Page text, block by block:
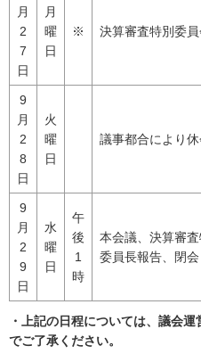
月
2
7
日
月
曜
日
※ 決算審査特別委員
9
月
2
8
日
火
曜
日
議事都合により休
9
月
2
9
日
水
曜
日
午
後
1
時
本会議、決算審査
委員長報告、閉会
・上記の日程については、議会
でご了承ください。